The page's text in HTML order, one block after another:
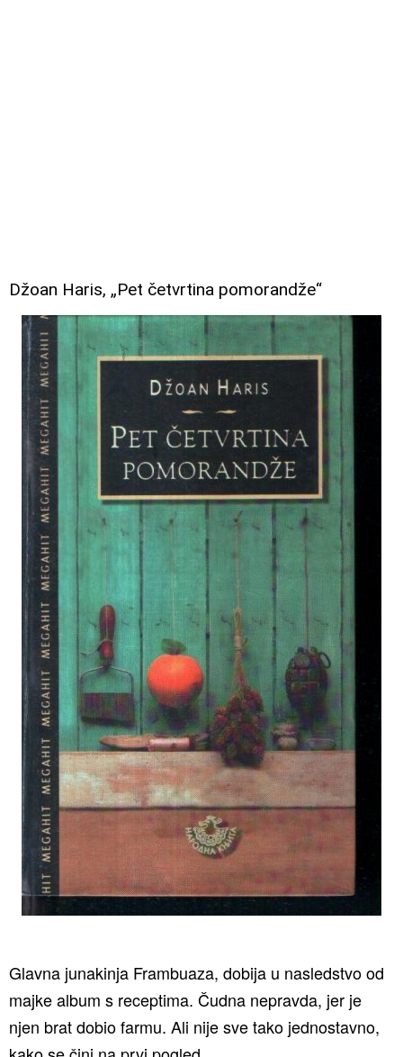
Džoan Haris, „Pet četvrtina pomorandže“
Glavna junakinja Frambuaza, dobija u nasledstvo od
majke album s receptima. Čudna nepravda, jer je
njen brat dobio farmu. Ali nije sve tako jednostavno,